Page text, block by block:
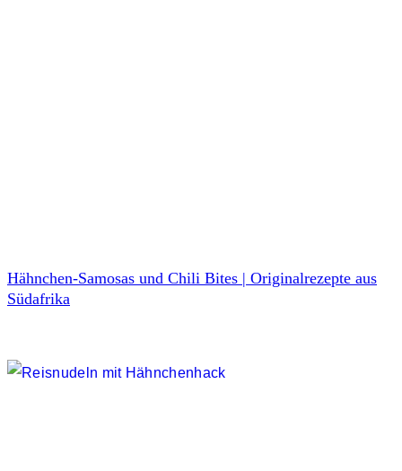
Hähnchen-Samosas und Chili Bites | Originalrezepte aus
Südafrika